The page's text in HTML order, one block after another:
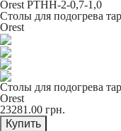
Orest РТНН-2-0,7-1,0
Столы для подогрева
Orest
Столы для подогрева
Orest
23281.00 грн.
Купить